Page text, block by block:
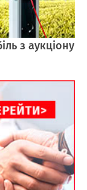
з аукціону